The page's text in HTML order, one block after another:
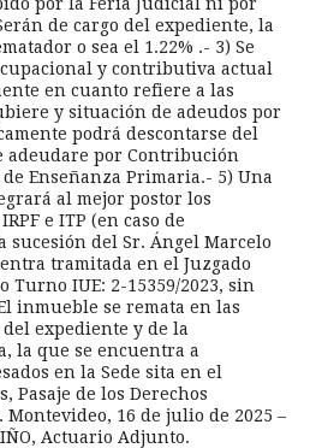
de cargo del expediente, la
o sea el 1.22% .- 3) Se
y contributiva actual
en cuanto refiere a las
y situación de adeudos por
podrá descontarse del
adeudare por Contribución
Enseñanza Primaria.- 5) Una
al mejor postor los
e ITP (en caso de
sucesión del Sr. Ángel Marcelo
tramitada en el Juzgado
Turno IUE: 2-15359/2023, sin
inmueble se remata en las
expediente y de la
la que se encuentra a
en la Sede sita en el
Pasaje de los Derechos
Montevideo, 16 de julio de 2025 –
Actuario Adjunto.